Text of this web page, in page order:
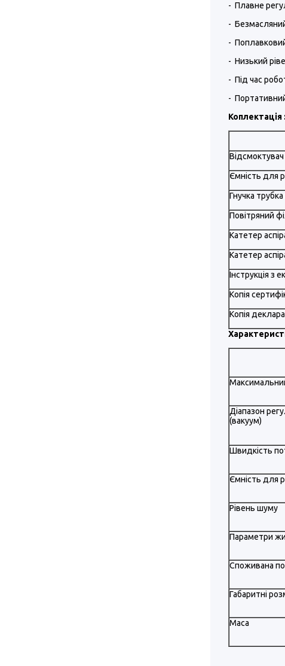
- Плавне
-
-
- Низький
- Під час
-
Коплектація :
Ємність для
Гнучка
Повітряний
Катетер
Катетер
Інструкція з
Копія
Копія
Діапазон
(вакуум)
Швидкість
Ємність для
Рівень шуму
Параметри
Споживана
Габаритні
Маса